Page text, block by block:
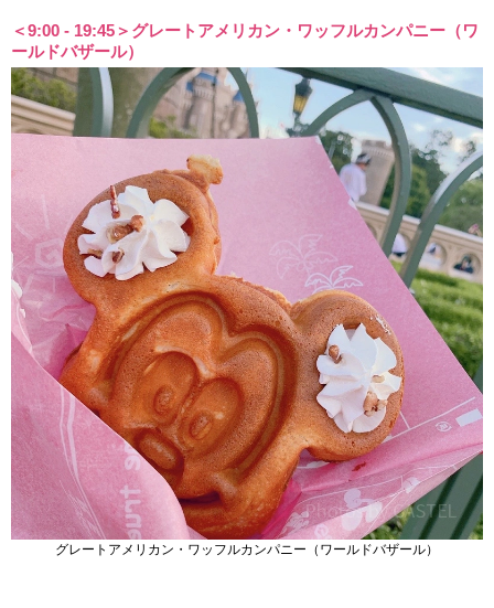
＜9:00 - 19:45＞グレートアメリカン・ワッフルカンパニー（ワ
ールドバザール）
グレートアメリカン・ワッフルカンパニー（ワールドバザール）